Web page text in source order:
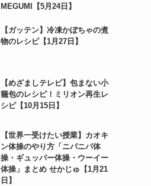
MEGUMI【5月24日】
【ガッテン】冷凍かぼちゃの煮
物のレシピ【1月27日】
【めざましテレビ】包まない小
籠包のレシピ！ミリオン再生レ
シピ【10月15日】
【世界一受けたい授業】カオキ
ン体操のやり方「ニパニパ体
操・ギュッパー体操・ウーイー
体操」まとめ せかじゅ【1月21
日】